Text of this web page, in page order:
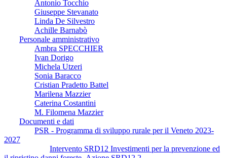
Antonio Tocchio
Giuseppe Stevanato
Linda De Silvestro
Achille Barnabò
Personale amministrativo
Ambra SPECCHIER
Ivan Dorigo
Michela Utzeri
Sonia Baracco
Cristian Pradetto Battel
Marilena Mazzier
Caterina Costantini
M. Filomena Mazzier
Documenti e dati
PSR - Programma di sviluppo rurale per il Veneto 2023-
2027
Intervento SRD12 Investimenti per la prevenzione ed